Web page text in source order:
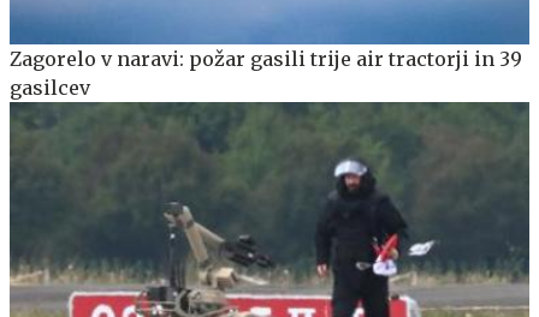
Zagorelo v naravi: požar gasili trije air tractorji in 39
gasilcev